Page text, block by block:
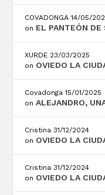
COVADONGA 14/05/
on EL PANTEÓN DE
XURDE 23/03/2025
on OVIEDO LA
Covadonga 15/01/2025
onALEJANDRO,
Cristina 31/12/2024
on OVIEDO LA
Cristina 31/12/2024
on OVIEDO LA